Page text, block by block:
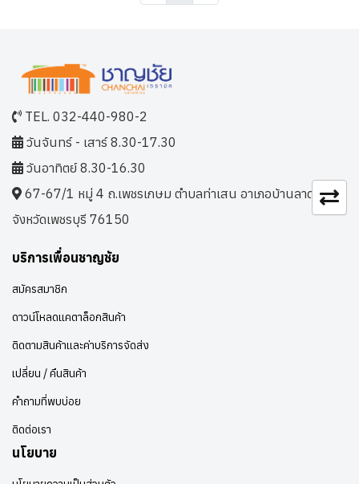
TEL. 032-440-980-2
วันจันทร์ - เสาร์ 8.30-17.30
วันอาทิตย์ 8.30-16.30
67-67/1 หมู่ 4 ถ.เพชรเกษม ตำบลท่าเสน อาเภอบ้านลาด
จังหวัดเพชรบุรี 76150
บริการเพื่อนชาญชัย
สมัครสมาชิก
ดาวน์โหลดแคตาล็อกสินค้า
ติดตามสินค้าและค่าบริการจัดส่ง
เปลี่ยน / คืนสินค้า
คำถามที่พบบ่อย
ติดต่อเรา
นโยบาย